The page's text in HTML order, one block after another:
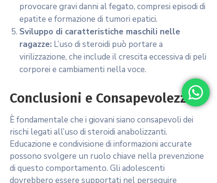
provocare gravi danni al fegato, compresi episodi di
epatite e formazione di tumori epatici.
Sviluppo di caratteristiche maschili nelle
ragazze: L’uso di steroidi può portare a
virilizzazione, che include il crescita eccessiva di peli
corporei e cambiamenti nella voce.
Conclusioni e Consapevolezza
È fondamentale che i giovani siano consapevoli dei
rischi legati all’uso di steroidi anabolizzanti.
Educazione e condivisione di informazioni accurate
possono svolgere un ruolo chiave nella prevenzione
di questo comportamento. Gli adolescenti
dovrebbero essere supportati nel perseguire